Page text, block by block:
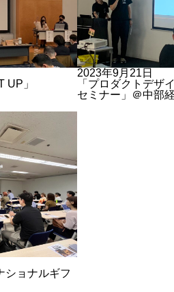
UP」
2023年9月21日
「プロダクトデザ
セミナー」＠中部
ショナルギフ